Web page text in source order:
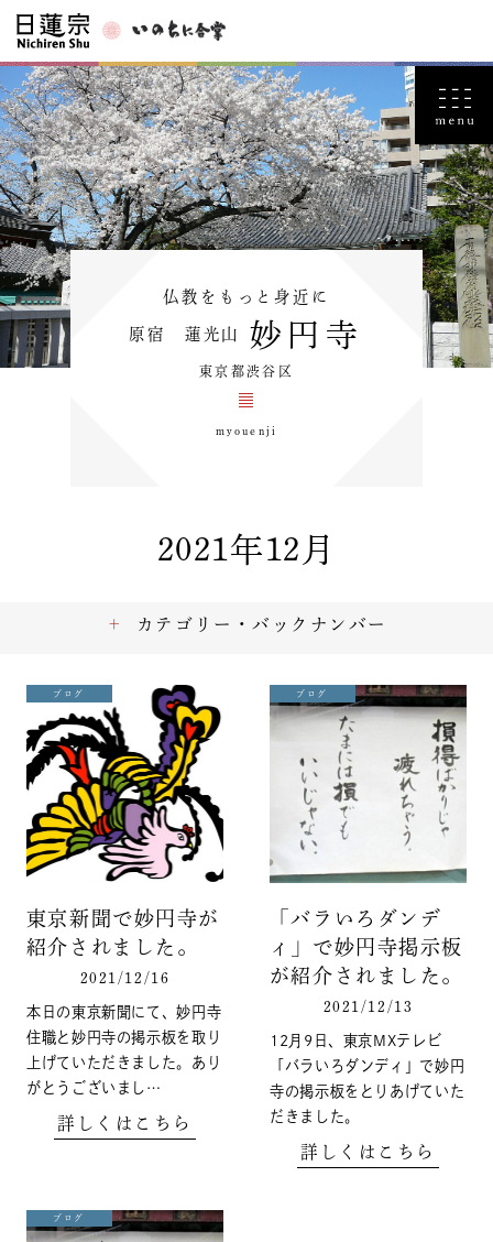
仏教をもっと身近に
原宿 蓮光山 妙円寺
東京都渋谷区
myouenji
2021年12月
ブログ
東京新聞で妙円寺が
紹介されました。
2021/12/16
本日の東京新聞にて、妙円寺
住職と妙円寺の掲示板を取り
上げていただきました。あり
がとうございまし…
詳しくはこちら
ブログ
「バラいろダンデ
ィ」で妙円寺掲示板
が紹介されました。
2021/12/13
12月9日、東京MXテレビ
「バラいろダンディ」で妙円
寺の掲示板をとりあげていた
だきました。
詳しくはこちら
ブログ
カテゴリー・バックナンバー